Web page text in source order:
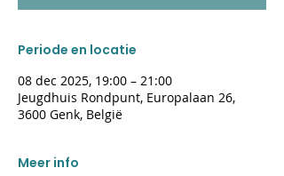
Periode en locatie
08 dec 2025, 19:00 – 21:00
Jeugdhuis Rondpunt, Europalaan 26,
3600 Genk, België
Meer info